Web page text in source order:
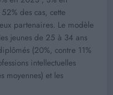
des cas, cette
partenaires. Le modèle
jeunes de 25 à 34 ans
(20%, contre 11%
intellectuelles
moyennes) et les